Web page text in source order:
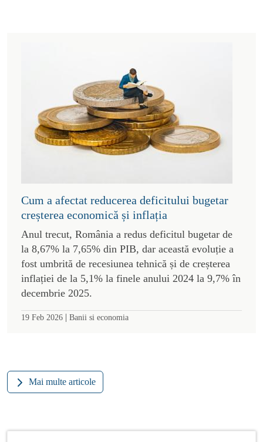
Cum a afectat reducerea deficitului bugetar
creșterea economică și inflația
Anul trecut, România a redus deficitul bugetar de
la 8,67% la 7,65% din PIB, dar această evoluție a
fost umbrită de recesiunea tehnică și de creșterea
inflației de la 5,1% la finele anului 2024 la 9,7% în
decembrie 2025.
19 Feb 2026 | Banii si economia
Mai multe articole